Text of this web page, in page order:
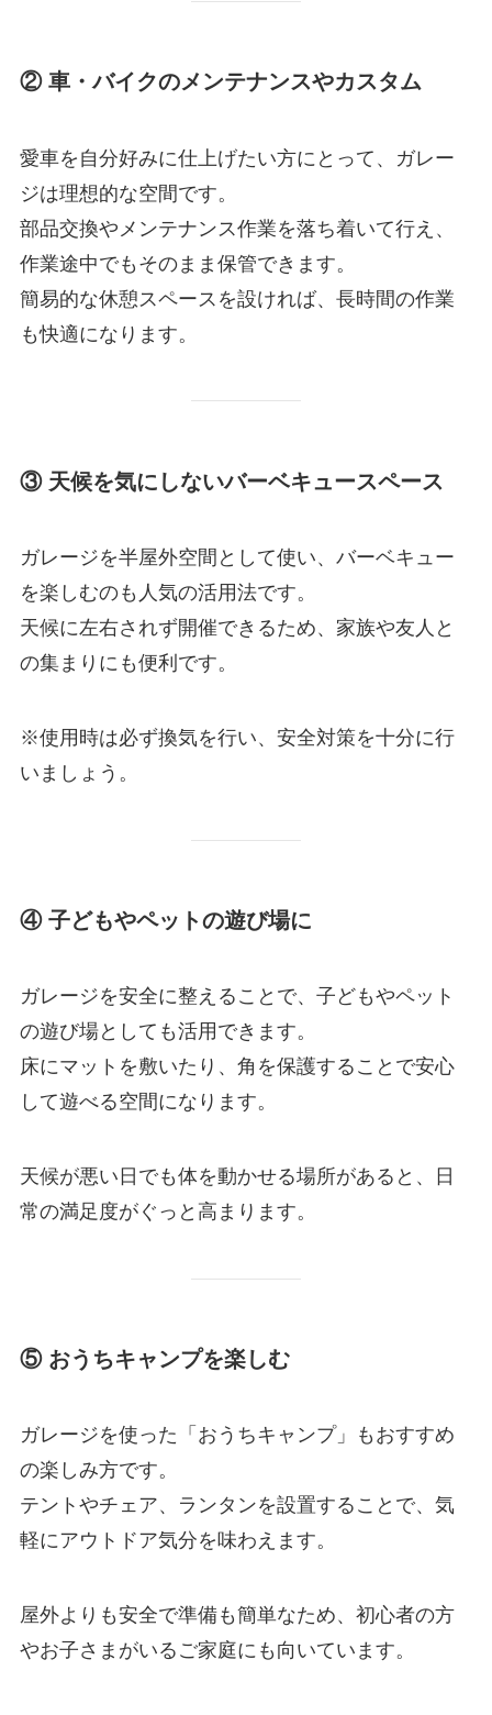
② 車・バイクのメンテナンスやカスタム
愛車を自分好みに仕上げたい方にとって、ガレー
ジは理想的な空間です。
部品交換やメンテナンス作業を落ち着いて行え、
作業途中でもそのまま保管できます。
簡易的な休憩スペースを設ければ、長時間の作業
も快適になります。
③ 天候を気にしないバーベキュースペース
ガレージを半屋外空間として使い、バーベキュー
を楽しむのも人気の活用法です。
天候に左右されず開催できるため、家族や友人と
の集まりにも便利です。
※使用時は必ず換気を行い、安全対策を十分に行
いましょう。
④ 子どもやペットの遊び場に
ガレージを安全に整えることで、子どもやペット
の遊び場としても活用できます。
床にマットを敷いたり、角を保護することで安心
して遊べる空間になります。
天候が悪い日でも体を動かせる場所があると、日
常の満足度がぐっと高まります。
⑤ おうちキャンプを楽しむ
ガレージを使った「おうちキャンプ」もおすすめ
の楽しみ方です。
テントやチェア、ランタンを設置することで、気
軽にアウトドア気分を味わえます。
屋外よりも安全で準備も簡単なため、初心者の方
やお子さまがいるご家庭にも向いています。